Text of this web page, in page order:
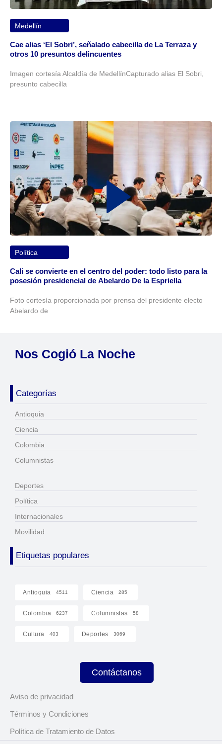
Medellín
Cae alias ‘El Sobri’, señalado cabecilla de La Terraza y
otros 10 presuntos delincuentes
Imagen cortesía Alcaldía de MedellínCapturado alias El Sobri,
presunto cabecilla
Política
Cali se convierte en el centro del poder: todo listo para la
posesión presidencial de Abelardo De la Espriella
Foto cortesía proporcionada por prensa del presidente electo
Abelardo de
Nos Cogió La Noche
Categorías
Antioquia
Ciencia
Colombia
Columnistas
Deportes
Política
Internacionales
Movilidad
Etiquetas populares
Antioquia 4511 Ciencia 285
Colombia 6237 Columnistas 58
Cultura 403 Deportes 3069
Contáctanos
Aviso de privacidad
Términos y Condiciones
Política de Tratamiento de Datos